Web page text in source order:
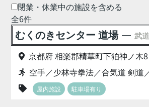
閉業・休業中の施設を含める
全6件
むくのきセンター 道場 武
京都府 相楽郡精華町下狛神ノ木8
空手／少林寺拳法／合気道 剣道
屋内施設 駐車場有り